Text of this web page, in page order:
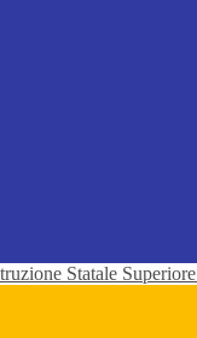
Statale Superiore